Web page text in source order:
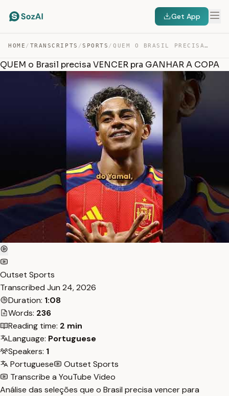
Get App
HOME / TRANSCRIPTS /SPORTS / QUEM O BRASIL PRECISA VENCER PRA GANHAR A COPA — TRANSCRIPT
QUEM o Brasil precisa VENCER pra GANHAR A COPA
Outset Sports
Transcribed Jun 24, 2026
Duration: 1:08
Words: 236
Reading time: 2 min
Language: Portuguese
Speakers: 1
Portuguese
Outset Sports
Transcribe a YouTube Video
Análise das seleções que o Brasil precisa vencer para